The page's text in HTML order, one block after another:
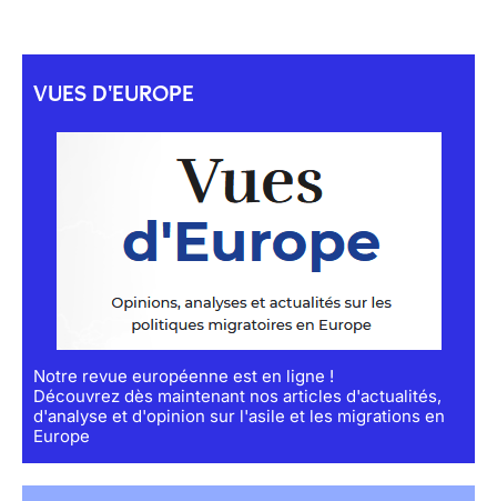
VUES D'EUROPE
Notre revue européenne est en ligne !
Découvrez dès maintenant nos articles d'actualités,
d'analyse et d'opinion sur l'asile et les migrations en
Europe